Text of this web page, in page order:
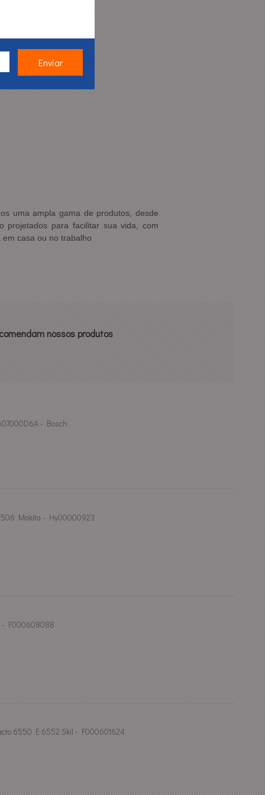
uma ampla gama de produtos, desde
projetados para facilitar sua vida, com
casa ou no trabalho
nossos produtos
- Bosch
Makita - Hy00000923
- F000608088
6550 E 6552 Skil - F000601624